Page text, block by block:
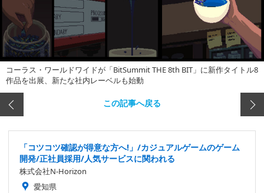
コーラス・ワールドワイドが「BitSummit THE 8th BIT」に新作タイトル8
作品を出展、新たな社内レーベルも始動
この記事へ戻る
「コツコツ確認が得意な方へ!」/カジュアルゲームのゲーム
開発/正社員採用/人気サービスに関われる
株式会社N-Horizon
愛知県